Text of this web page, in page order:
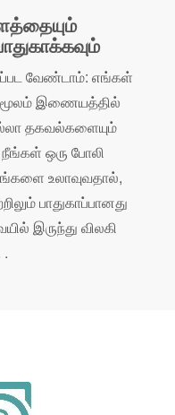
வேண்டாம்: எங்கள்
இணையத்தில்
தகவல்களையும்
ஒரு போலி
உலாவுவதால்,
பாதுகாப்பானது
இருந்து விலகி
.